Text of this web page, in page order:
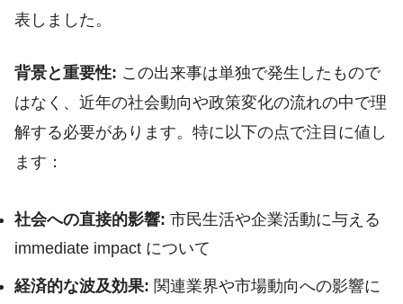
表しました。
背景と重要性: この出来事は単独で発生したもので
はなく、近年の社会動向や政策変化の流れの中で理
解する必要があります。特に以下の点で注目に値し
ます：
社会への直接的影響: 市民生活や企業活動に与える
immediate impact について
経済的な波及効果: 関連業界や市場動向への影響に